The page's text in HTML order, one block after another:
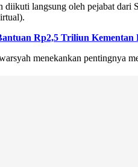
diikuti langsung oleh pejabat
Rp2,5 Triliun
menekankan pentingnya